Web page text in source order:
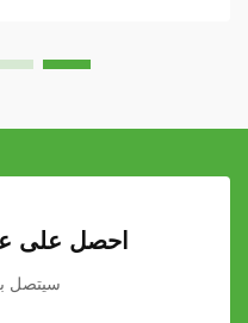
احصل على
سيتصل